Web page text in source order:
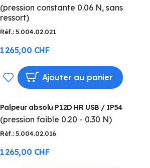
LISTE
D’ENVIE
(pression constante 0.06 N, sans
ressort)
Réf.: 5.004.02.021
1 265,00 CHF
AJOUTER
MA
LISTE
D’ENVIE
Ajouter au panier
Palpeur absolu P12D HR USB / IP54
(pression faible 0.20 - 0.30 N)
Réf.: 5.004.02.016
1 265,00 CHF